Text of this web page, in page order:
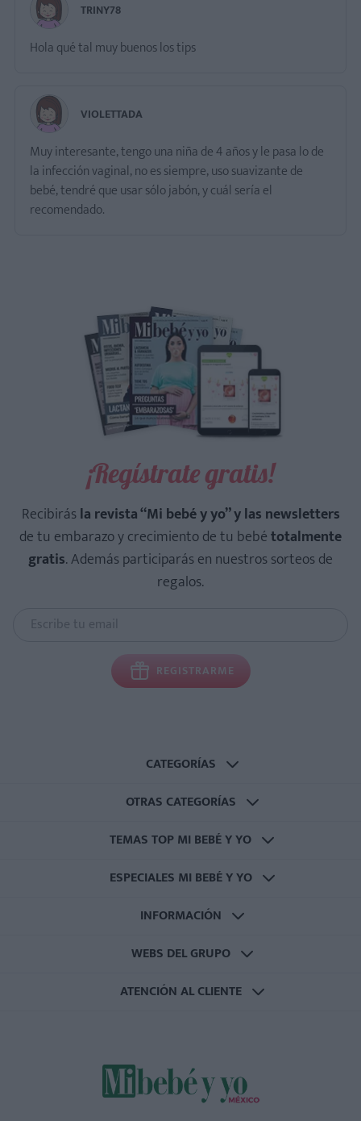
TRINY78
Hola qué tal muy buenos los tips
VIOLETTADA
Muy interesante, tengo una niña de 4 años y le pasa lo de
la infección vaginal, no es siempre, uso suavizante de
bebé, tendré que usar sólo jabón, y cuál sería el
recomendado.
¡Regístrate gratis!
Recibirásla revista “Mi bebé y yo” y las newsletters
de tu embarazo y crecimiento de tu bebétotalmente
gratis. Además participarás en nuestros sorteos de
regalos.
REGISTRARME
CATEGORÍAS
OTRAS CATEGORÍAS
TEMAS TOP MI BEBÉ Y YO
ESPECIALES MI BEBÉ Y YO
INFORMACIÓN
WEBS DEL GRUPO
ATENCIÓN AL CLIENTE